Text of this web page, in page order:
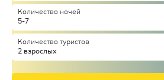
Количество ночей
5-7
Количество туристов
2 взрослых